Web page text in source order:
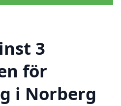
3
för
i Norberg